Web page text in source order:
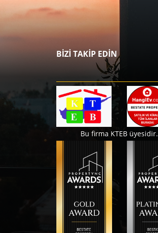
BİZİ TAKİP EDİN
Bu firma KTEB üyesidir.